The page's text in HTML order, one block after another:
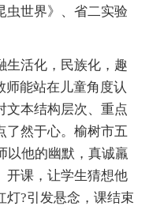
虫世界》、省二实验
生活化，民族化，趣
师能站在儿童角度认
文本结构层次、重点
了然于心。榆树市五
以他的幽默，真诚羸
开课，让学生猜想他
灯?引发悬念，课结束